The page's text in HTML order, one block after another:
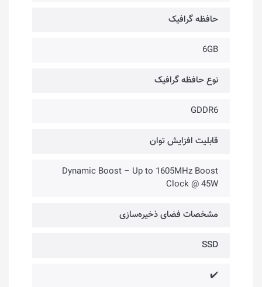
حافظه گرافیک
6GB
نوع حافظه گرافیک
GDDR6
قابلیت افزایش توان
Dynamic Boost – Up to 1605MHz Boost
Clock @ 45W
مشخصات فضای ذخیره‌سازی
SSD
✔️